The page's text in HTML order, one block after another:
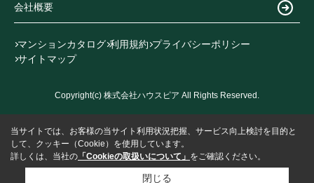
会社概要
マンションカタログ 利用規約 プライバシーポリシー
サイトマップ
Copyright(c) 株式会社ハウスピア All Rights Reserved.
当サイトでは、お客様の当サイト利用状況把握、サービス向上検討を目的と
して、クッキー（Cookie）を使用しています。
詳しくは、当社の 「Cookieの取扱いについて」 をご確認ください。
閉じる